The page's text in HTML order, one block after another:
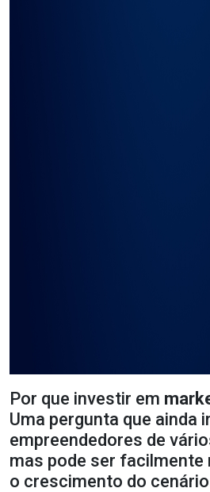
Por que investir em
Uma pergunta que ainda
empreendedores de
mas pode ser facilmente
o crescimento do